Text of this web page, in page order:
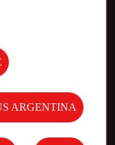
ARGENTINA